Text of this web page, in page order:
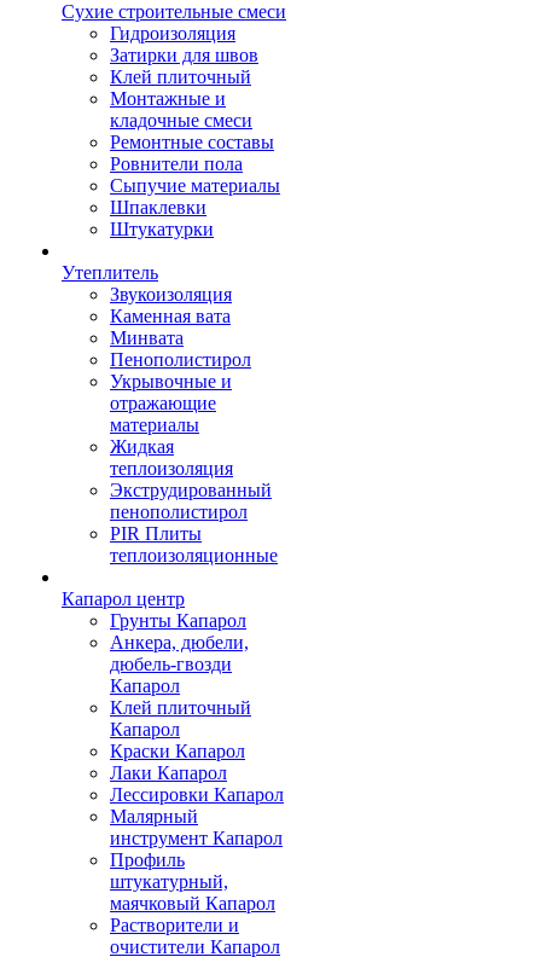
Сухие строительные смеси
Гидроизоляция
Затирки для швов
Клей плиточный
Монтажные и
кладочные смеси
Ремонтные составы
Ровнители пола
Сыпучие материалы
Шпаклевки
Штукатурки
Утеплитель
Звукоизоляция
Каменная вата
Минвата
Пенополистирол
Укрывочные и
отражающие
материалы
Жидкая
теплоизоляция
Экструдированный
пенополистирол
PIR Плиты
теплоизоляционные
Капарол центр
Грунты Капарол
Анкера, дюбели,
дюбель-гвозди
Капарол
Клей плиточный
Капарол
Краски Капарол
Лаки Капарол
Лессировки Капарол
Малярный
инструмент Капарол
Профиль
штукатурный,
маячковый Капарол
Растворители и
очистители Капарол